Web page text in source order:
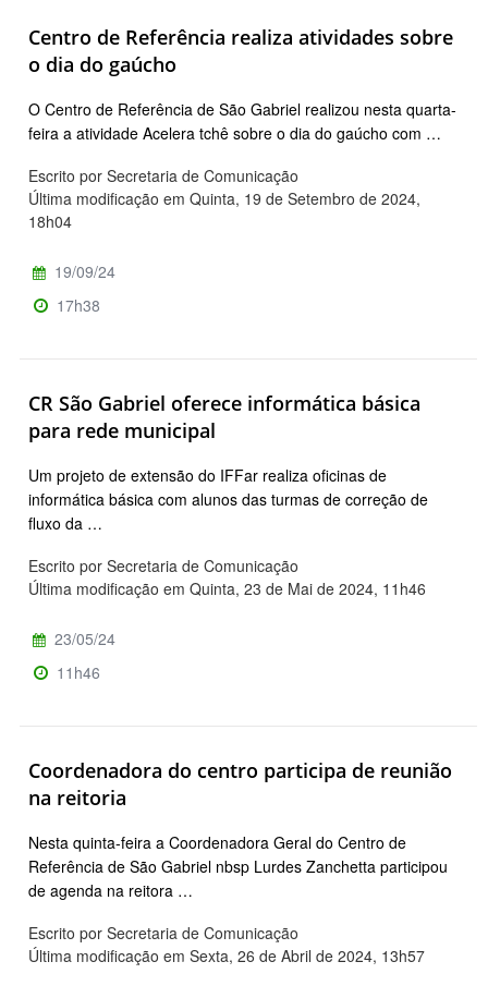
Centro de Referência realiza atividades sobre
o dia do gaúcho
O Centro de Referência de São Gabriel realizou nesta quarta-
feira a atividade Acelera tchê sobre o dia do gaúcho com …
Escrito por Secretaria de Comunicação
Última modificação em Quinta, 19 de Setembro de 2024,
18h04
19/09/24
17h38
CR São Gabriel oferece informática básica
para rede municipal
Um projeto de extensão do IFFar realiza oficinas de
informática básica com alunos das turmas de correção de
fluxo da …
Escrito por Secretaria de Comunicação
Última modificação em Quinta, 23 de Mai de 2024, 11h46
23/05/24
11h46
Coordenadora do centro participa de reunião
na reitoria
Nesta quinta-feira a Coordenadora Geral do Centro de
Referência de São Gabriel nbsp Lurdes Zanchetta participou
de agenda na reitora …
Escrito por Secretaria de Comunicação
Última modificação em Sexta, 26 de Abril de 2024, 13h57